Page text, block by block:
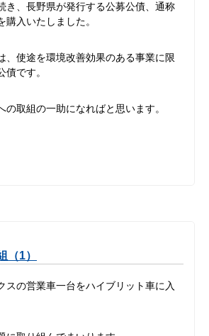
き、長野県が発行する公募公債、通称
購入いたしました。
、使途を環境改善効果のある事業に限
債です。
の取組の一助になればと思います。
（1）
スの営業車一台をハイブリット車に入